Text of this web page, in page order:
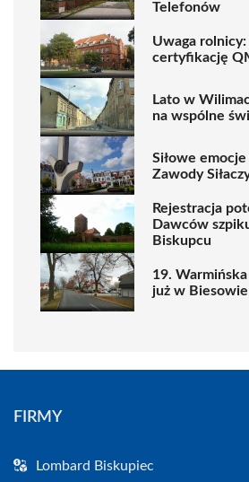
Telefonów
Uwaga rolnicy:
certyfikację
Lato w
na wspólne
Siłowe
Zawody
Rejestracja
Dawców
Biskupcu
19.
już w Biesowie
FIRMY
Lombard Biskupiec